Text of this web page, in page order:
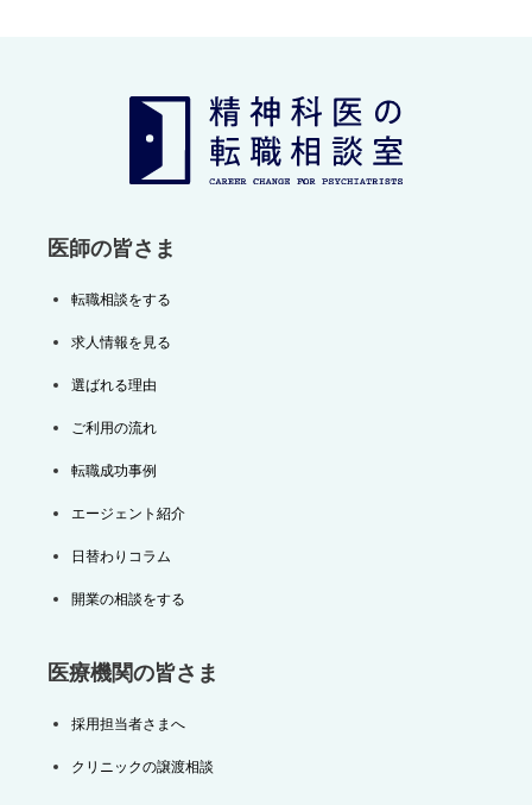
医師の皆さま
転職相談をする
求人情報を見る
選ばれる理由
ご利用の流れ
転職成功事例
エージェント紹介
日替わりコラム
開業の相談をする
医療機関の皆さま
採用担当者さまへ
クリニックの譲渡相談